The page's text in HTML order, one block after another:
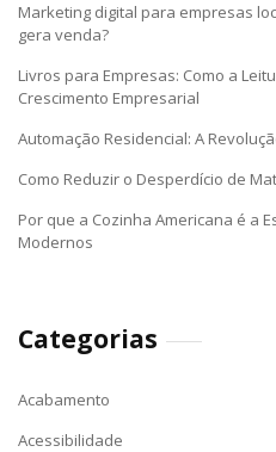
Marketing digital para empresas
gera venda?
Livros para Empresas: Como a
Crescimento Empresarial
Automação Residencial: A
Como Reduzir o Desperdício de
Por que a Cozinha Americana é a
Modernos
Categorias
Acabamento
Acessibilidade